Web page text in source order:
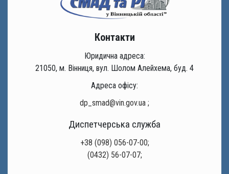
Контакти
Юридична адреса:
21050, м. Вінниця, вул. Шолом Алейхема, буд. 4
Адреса офісу:
dp_smad@vin.gov.ua ;
Диспетчерська служба
+38 (098) 056-07-00;
(0432) 56-07-07;